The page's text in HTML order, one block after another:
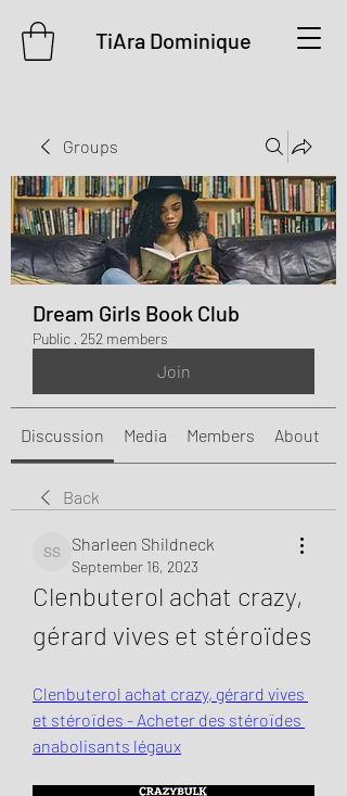
TiAra Dominique
Groups
Dream Girls Book Club
Public · 252 members
Join
Discussion Media Members About
Back
Sharleen Shildneck
Sharleen Shildneck
September 16, 2023
Clenbuterol achat crazy,
gérard vives et stéroïdes
Clenbuterol achat crazy, gérard vives
et stéroïdes - Acheter des stéroïdes
anabolisants légaux